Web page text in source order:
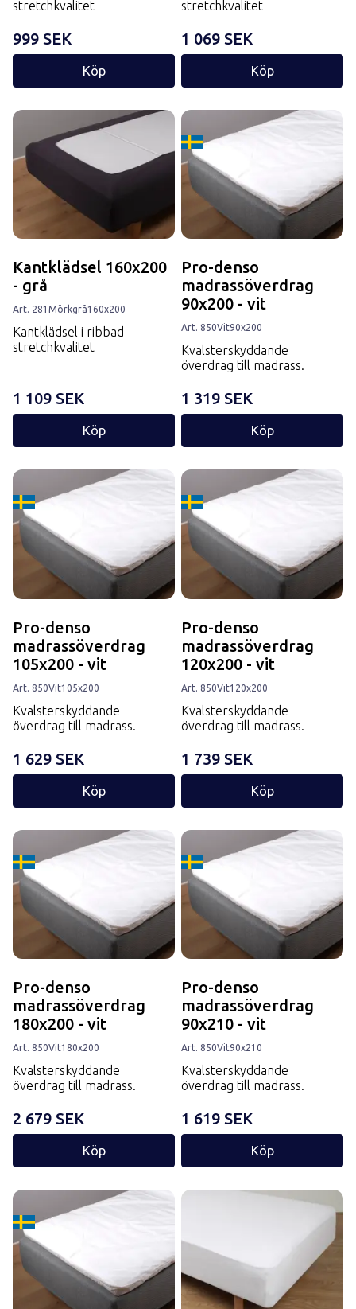
stretchkvalitet
999 SEK
Köp
stretchkvalitet
1 069 SEK
Köp
Kantklädsel 160x200
- grå
Art. 281 Mörkgrå160x200
Kantklädsel i ribbad
stretchkvalitet
1 109 SEK
Köp
Tillverkard i Sverige
Pro-denso
madrassöverdrag
90x200 - vit
Art. 850Vit90x200
Kvalsterskyddande
överdrag till madrass.
1 319 SEK
Köp
Tillverkard i Sverige
Pro-denso
madrassöverdrag
105x200 - vit
Art. 850Vit105x200
Kvalsterskyddande
överdrag till madrass.
1 629 SEK
Köp
Tillverkard i Sverige
Pro-denso
madrassöverdrag
120x200 - vit
Art. 850Vit120x200
Kvalsterskyddande
överdrag till madrass.
1 739 SEK
Köp
Tillverkard i Sverige
Pro-denso
madrassöverdrag
180x200 - vit
Art. 850Vit180x200
Kvalsterskyddande
överdrag till madrass.
2 679 SEK
Köp
Tillverkard i Sverige
Pro-denso
madrassöverdrag
90x210 - vit
Art. 850Vit90x210
Kvalsterskyddande
överdrag till madrass.
1 619 SEK
Köp
Tillverkard i Sverige